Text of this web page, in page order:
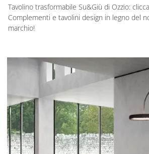
Tavolino trasformabile Su&Giù di Ozzio:
Complementi e tavolini design in legno del
marchio!